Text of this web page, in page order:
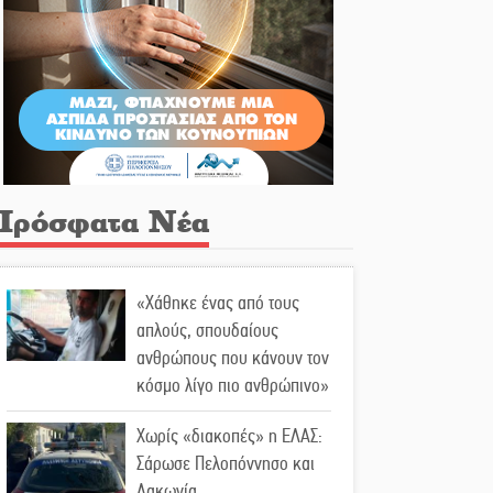
Νέα
«Χάθηκε ένας από τους
απλούς, σπουδαίους
ανθρώπους που κάνουν τον
κόσμο λίγο πιο ανθρώπινο»
Χωρίς «διακοπές» η ΕΛΑΣ:
Σάρωσε Πελοπόννησο και